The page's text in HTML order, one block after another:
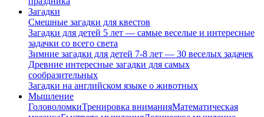
Загадки
Смешные загадки для квестов
Загадки для детей 5 лет — самые веселые и интересные
задачки со всего света
Зимние загадки для детей 7-8 лет — 30 веселых задачек
Древние интересные загадки для самых
сообразительных
Загадки на английском языке о животных
Мышление
ГоловоломкиТренировка вниманияМатематическая